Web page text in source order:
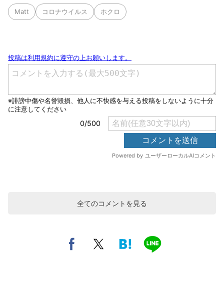
Matt コロナウイルス ホクロ
全てのコメントを見る